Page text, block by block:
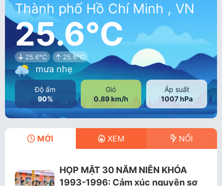
Thành phố Hồ Chí Minh , VN
25.6°C
25.6°C 25.6°C
mưa nhẹ
Độ ẩm
90%
Gió
0.89 km/h
Áp suất
1007 hPa
MỚI XEM NỔI
HỌP MẶT 30 NĂM NIÊN KHÓA
1993-1996: Cảm xúc nguyên sơ